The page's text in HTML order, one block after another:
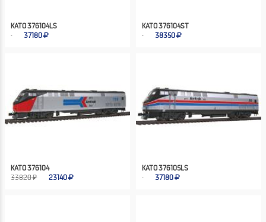
KATO 376104LS
37180
KATO 376104ST
38350
KATO 376104
33820 ₽
23140
KATO 376105LS
37180